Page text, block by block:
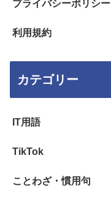
プライバシーポリシー
利用規約
カテゴリー
IT用語
TikTok
ことわざ・慣用句